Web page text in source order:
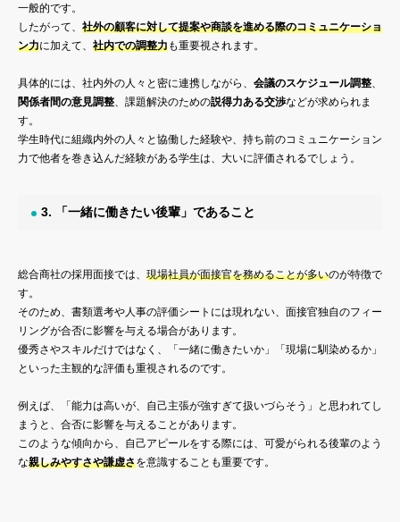
一般的です。
したがって、 社外の顧客に対して提案や商談を進める際のコミュニケーショ
ン力に加えて、 社内での調整力も重要視されます。
具体的には、社内外の人々と密に連携しながら、 会議のスケジュール調整、
関係者間の意見調整、課題解決のための説得力ある交渉などが求められま
す。
学生時代に組織内外の人々と協働した経験や、持ち前のコミュニケーション
力で他者を巻き込んだ経験がある学生は、大いに評価されるでしょう。
3. 「一緒に働きたい後輩」であること
総合商社の採用面接では、 現場社員が面接官を務めることが多いのが特徴で
す。
そのため、書類選考や人事の評価シートには現れない、面接官独自のフィー
リングが合否に影響を与える場合があります。
優秀さやスキルだけではなく、「一緒に働きたいか」「現場に馴染めるか」
といった主観的な評価も重視されるのです。
例えば、「能力は高いが、自己主張が強すぎて扱いづらそう」と思われてし
まうと、合否に影響を与えることがあります。
このような傾向から、自己アピールをする際には、可愛がられる後輩のよう
な親しみやすさや謙虚さを意識することも重要です。